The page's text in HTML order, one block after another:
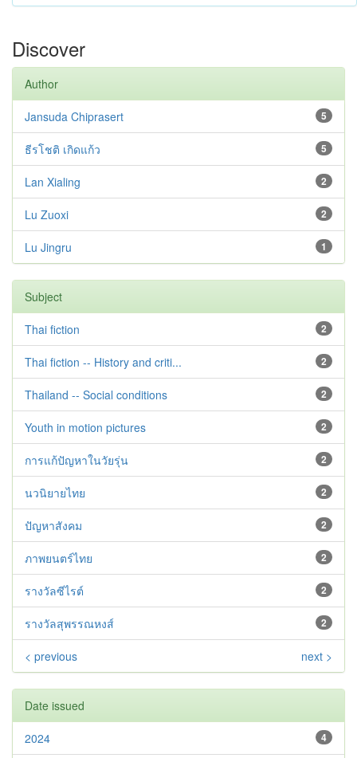
Discover
Author
5
Jansuda Chiprasert
5
ธีรโชติ เกิดแก้ว
2
Lan Xialing
2
Lu Zuoxi
1
Lu Jingru
Subject
2
Thai fiction
2
Thai fiction -- History and criti...
2
Thailand -- Social conditions
2
Youth in motion pictures
2
การแก้ปัญหาในวัยรุ่น
2
นวนิยายไทย
2
ปัญหาสังคม
2
ภาพยนตร์ไทย
2
รางวัลซีไรต์
2
รางวัลสุพรรณหงส์
< previous next >
Date issued
4
2024